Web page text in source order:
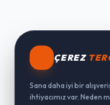
ÇEREZ
Sana daha iyi bir
ihtiyacımız var. Neden